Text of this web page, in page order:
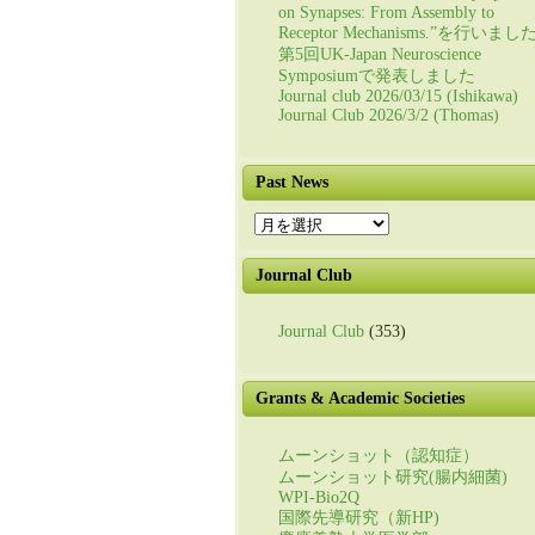
on Synapses: From Assembly to
Receptor Mechanisms.”を行いまし
第5回UK-Japan Neuroscience
Symposiumで発表しました
Journal club 2026/03/15 (Ishikawa)
Journal Club 2026/3/2 (Thomas)
Past News
Past
News
Journal Club
Journal Club (353)
Grants & Academic Societies
ムーンショット（認知症）
ムーンショット研究(腸内細菌)
WPI-Bio2Q
国際先導研究（新HP)